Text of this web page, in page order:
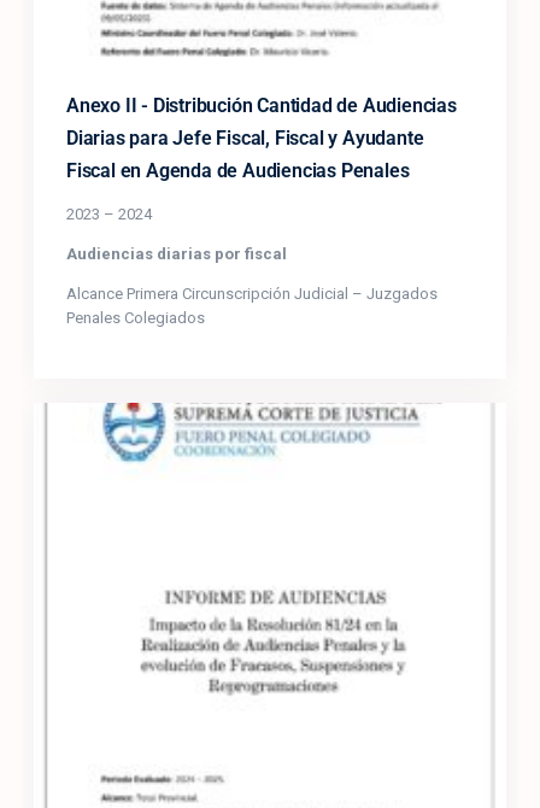
Anexo II - Distribución Cantidad de Audiencias
Diarias para Jefe Fiscal, Fiscal y Ayudante
Fiscal en Agenda de Audiencias Penales
2023 – 2024
Audiencias diarias por fiscal
Alcance Primera Circunscripción Judicial – Juzgados
Penales Colegiados